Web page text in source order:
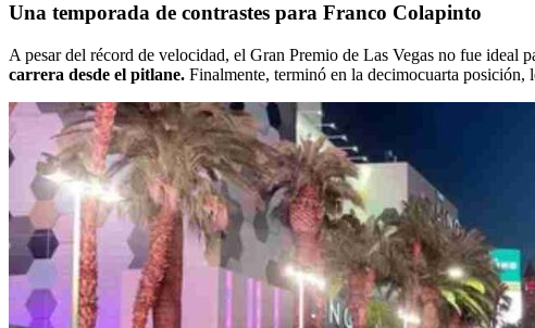
Una temporada de contrastes para Franco Colapinto
A pesar del récord de velocidad, el Gran Premio de Las Vegas no fue ideal
carrera desde el pitlane. Finalmente, terminó en la decimocuarta posición,